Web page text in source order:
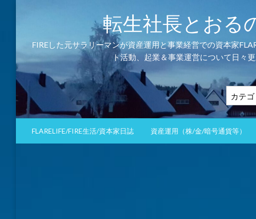
転生社長とおる
FIREした元サラリーマンが資産運用と事業経営での資本家
ト活動、起業＆事業運営について日々
テ
ゴ
リ
FLARELIFE/FIRE生活/資本家日誌 資産運用（株/金/暗号通貨等）